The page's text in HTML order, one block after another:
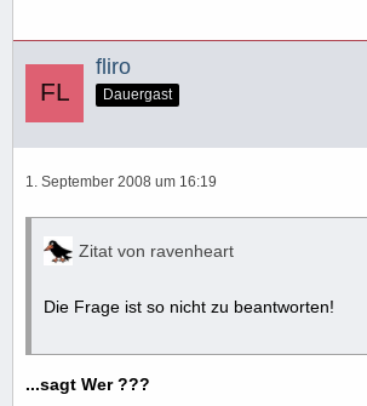
fliro
Dauergast
1. September 2008 um 16:19
Zitat von ravenheart
Die Frage ist so nicht zu beantworten!
...sagt Wer ???